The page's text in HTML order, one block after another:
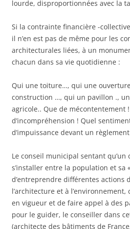
lourde, disproportionnées avec la
Si la contrainte financière -
il n’en est pas de même pour les
architecturales liées, à un
chacun dans sa vie quotidienne :
Qui une toiture…, qui une
construction …, qui un pavillon .,
agricole.. Que de mécontentement
d’incompréhension ! Quel
d’impuissance devant un
Le conseil municipal sentant
s’installer entre la population et sa
d’entreprendre différentes actions
l’architecture et à
en vigueur et de faire appel à des
pour le guider, le conseiller dans
(architecte des bâtiments de